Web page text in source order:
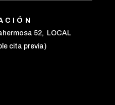
52, LOCAL
cita previa)